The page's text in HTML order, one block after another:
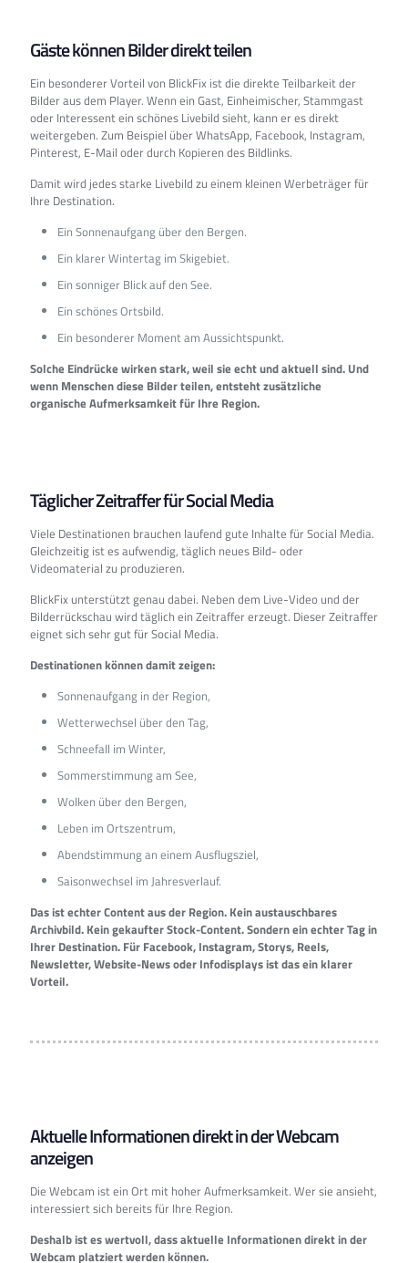
Gäste können Bilder direkt teilen
Ein besonderer Vorteil von BlickFix ist die direkte Teilbarkeit der
Bilder aus dem Player. Wenn ein Gast, Einheimischer, Stammgast
oder Interessent ein schönes Livebild sieht, kann er es direkt
weitergeben. Zum Beispiel über WhatsApp, Facebook, Instagram,
Pinterest, E-Mail oder durch Kopieren des Bildlinks.
Damit wird jedes starke Livebild zu einem kleinen Werbeträger für
Ihre Destination.
Ein Sonnenaufgang über den Bergen.
Ein klarer Wintertag im Skigebiet.
Ein sonniger Blick auf den See.
Ein schönes Ortsbild.
Ein besonderer Moment am Aussichtspunkt.
Solche Eindrücke wirken stark, weil sie echt und aktuell sind. Und
wenn Menschen diese Bilder teilen, entsteht zusätzliche
organische Aufmerksamkeit für Ihre Region.
Täglicher Zeitraffer für Social Media
Viele Destinationen brauchen laufend gute Inhalte für Social Media.
Gleichzeitig ist es aufwendig, täglich neues Bild- oder
Videomaterial zu produzieren.
BlickFix unterstützt genau dabei. Neben dem Live-Video und der
Bilderrückschau wird täglich ein Zeitraffer erzeugt. Dieser Zeitraffer
eignet sich sehr gut für Social Media.
Destinationen können damit zeigen:
Sonnenaufgang in der Region,
Wetterwechsel über den Tag,
Schneefall im Winter,
Sommerstimmung am See,
Wolken über den Bergen,
Leben im Ortszentrum,
Abendstimmung an einem Ausflugsziel,
Saisonwechsel im Jahresverlauf.
Das ist echter Content aus der Region. Kein austauschbares
Archivbild. Kein gekaufter Stock-Content. Sondern ein echter Tag in
Ihrer Destination. Für Facebook, Instagram, Storys, Reels,
Newsletter, Website-News oder Infodisplays ist das ein klarer
Vorteil.
Aktuelle Informationen direkt in der Webcam
anzeigen
Die Webcam ist ein Ort mit hoher Aufmerksamkeit. Wer sie ansieht,
interessiert sich bereits für Ihre Region.
Deshalb ist es wertvoll, dass aktuelle Informationen direkt in der
Webcam platziert werden können.